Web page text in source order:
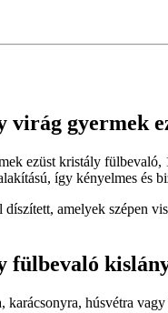
gyermek
ezüst kristály fülbevaló,
így kényelmes és
amelyek szépen
karácsonyra, húsvétra